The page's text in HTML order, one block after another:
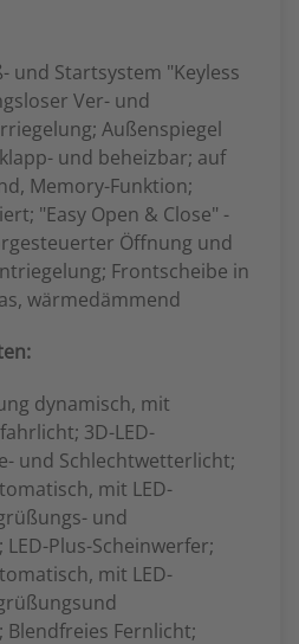
und Startsystem "Keyless
Ver- und
Außenspiegel
und beheizbar; auf
Memory-Funktion;
"Easy Open & Close" -
Öffnung und
Frontscheibe in
wärmedämmend
dynamisch, mit
3D-LED-
und Schlechtwetterlicht;
mit LED-
und
Plus-Scheinwerfer;
mit LED-
Fernlicht;